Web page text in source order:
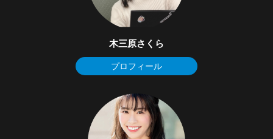
木三原さくら
プロフィール